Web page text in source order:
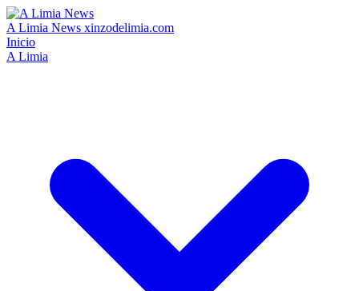
A Limia News xinzodelimia.com
Inicio
A Limia